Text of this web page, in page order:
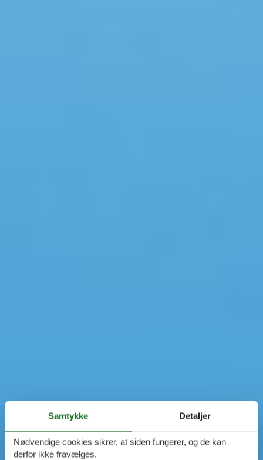
Samtykke Detaljer
Nødvendige cookies sikrer, at siden fungerer, og de kan
derfor ikke fravælges.